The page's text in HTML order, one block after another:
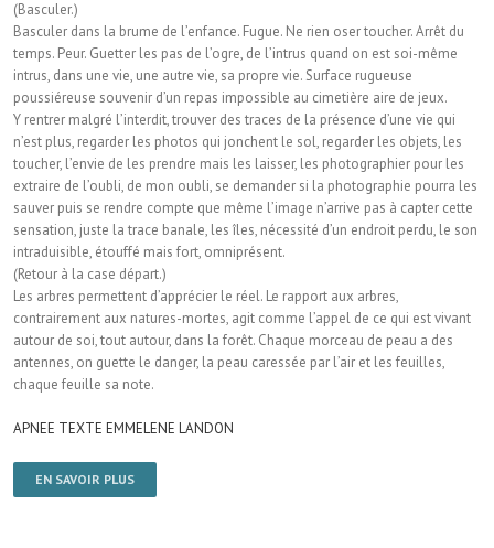
(Basculer.)
Basculer dans la brume de l’enfance. Fugue. Ne rien oser toucher. Arrêt du
temps. Peur. Guetter les pas de l’ogre, de l’intrus quand on est soi-même
intrus, dans une vie, une autre vie, sa propre vie. Surface rugueuse
poussiéreuse souvenir d’un repas impossible au cimetière aire de jeux.
Y rentrer malgré l’interdit, trouver des traces de la présence d’une vie qui
n’est plus, regarder les photos qui jonchent le sol, regarder les objets, les
toucher, l’envie de les prendre mais les laisser, les photographier pour les
extraire de l’oubli, de mon oubli, se demander si la photographie pourra les
sauver puis se rendre compte que même l’image n’arrive pas à capter cette
sensation, juste la trace banale, les îles, nécessité d’un endroit perdu, le son
intraduisible, étouffé mais fort, omniprésent.
(Retour à la case départ.)
Les arbres permettent d’apprécier le réel. Le rapport aux arbres,
contrairement aux natures-mortes, agit comme l’appel de ce qui est vivant
autour de soi, tout autour, dans la forêt. Chaque morceau de peau a des
antennes, on guette le danger, la peau caressée par l’air et les feuilles,
chaque feuille sa note.
APNEE TEXTE EMMELENE LANDON
EN SAVOIR PLUS